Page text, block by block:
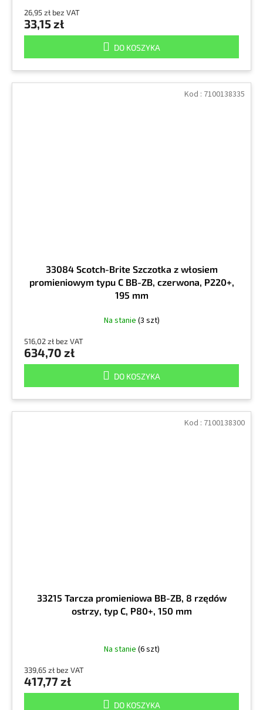
26,95 zł bez VAT
33,15 zł
DO KOSZYKA
33084 Scotch-Brite Szczotka z włosiem
promieniowym typu C BB-ZB, czerwona, P220+,
195 mm
Na stanie (3 szt)
516,02 zł bez VAT
634,70 zł
DO KOSZYKA
Kod : 7100138335
33215 Tarcza promieniowa BB-ZB, 8 rzędów
ostrzy, typ C, P80+, 150 mm
Na stanie (6 szt)
339,65 zł bez VAT
417,77 zł
DO KOSZYKA
Kod : 7100138300